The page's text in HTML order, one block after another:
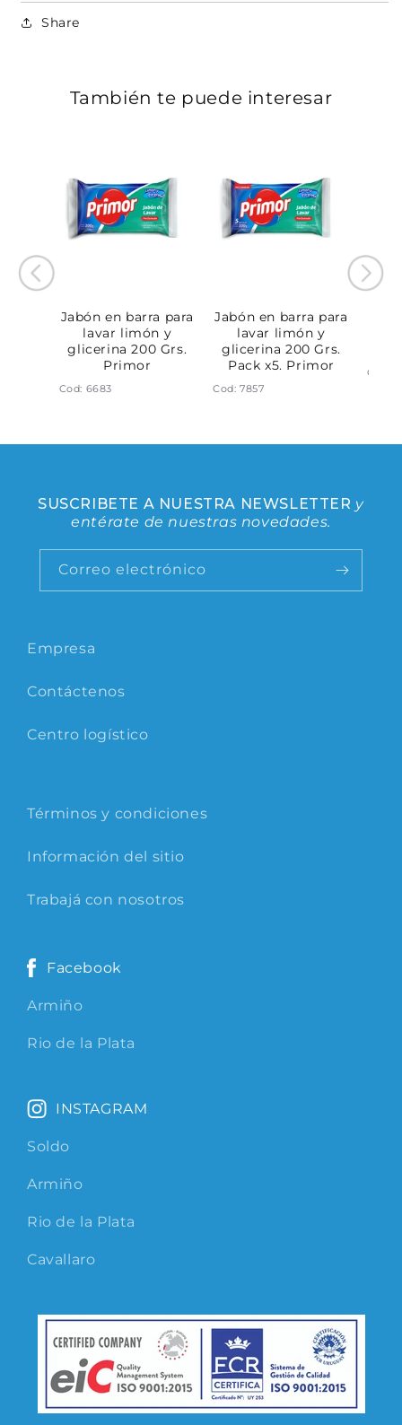
Share
También te puede interesar
Jabón en barra para
lavar limón y
glicerina 200 Grs.
Primor
Cod: 6683
Jabón en barra para
lavar limón y
glicerina 200 Grs.
Pack x5. Primor
Cod: 7857
Cod:
Empresa
Contáctenos
Centro logístico
Términos y condiciones
Información del sitio
Trabajá con nosotros
Facebook
Armiño
Rio de la Plata
INSTAGRAM
Soldo
Armiño
Rio de la Plata
Cavallaro
SUSCRIBETE A NUESTRA NEWSLETTER y
entérate de nuestras novedades.
Correo electrónico